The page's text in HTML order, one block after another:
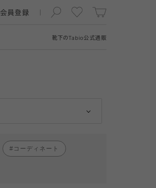
靴下の Tabio公式通販
会員登録
コーディネート